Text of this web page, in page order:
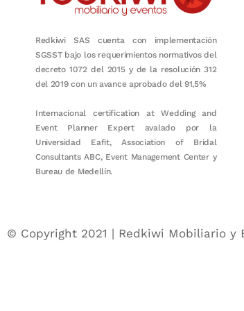
Redkiwi SAS cuenta con implementación
SGSST bajo los requerimientos normativos del
decreto 1072 del 2015 y de la resolución 312
del 2019 con un avance aprobado del 91,5%
Internacional certification at Wedding and
Event Planner Expert avalado por la
Universidad Eafit, Association of Bridal
Consultants ABC, Event Management Center y
Bureau de Medellín.
© Copyright 2021 | Redkiwi Mobiliario y